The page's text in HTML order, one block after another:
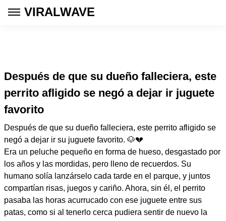
VIRALWAVE
Después de que su dueño falleciera, este
perrito afligido se negó a dejar ir juguete
favorito
Después de que su dueño falleciera, este perrito afligido se
negó a dejar ir su juguete favorito. 🐶💔
Era un peluche pequeño en forma de hueso, desgastado por
los años y las mordidas, pero lleno de recuerdos. Su
humano solía lanzárselo cada tarde en el parque, y juntos
compartían risas, juegos y cariño. Ahora, sin él, el perrito
pasaba las horas acurrucado con ese juguete entre sus
patas, como si al tenerlo cerca pudiera sentir de nuevo la